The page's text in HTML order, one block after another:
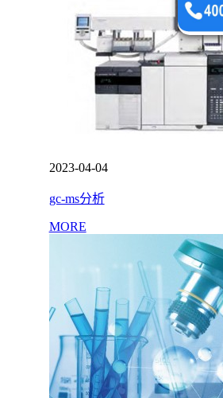
2023-04-04
gc-ms分析
MORE